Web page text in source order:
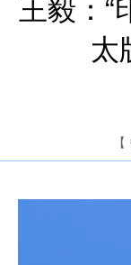
王毅：“
太
【